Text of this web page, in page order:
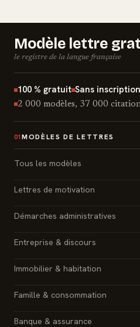
Modèle lettre
le registre de la langue française
100 % gratuit Sans inscription
2 000 modèles, 37 000
01 MODÈLES DE LETTRES
Tous les modèles
Lettres de motivation
Démarches administratives
Entreprise & discours
Immobilier & habitation
Famille & consommation
Banque & assurance